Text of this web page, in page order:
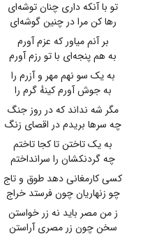
تو با آنکه داری چنان توشه‌ای
رها کن مرا در چنین گوشه‌ای
بر آنم میاور که عزم آورم
به هم پنجه‌ای با تو رزم آورم
به یک سو نهم مهر و آزرم را
به جوش آورم کینهٔ گرم را
مگر شه نداند که در روز جنگ
چه سرها بریدم در اقصای زنگ
به یک تاختن تا کجا تاختم
چه گردنکشان را سرانداختم
کسی کارمغانی دهد طوق و تاج
چو زنهاریان چون فرستد خراج
ز من مصر باید نه زر خواستن
سخن چون زر مصری آراستن